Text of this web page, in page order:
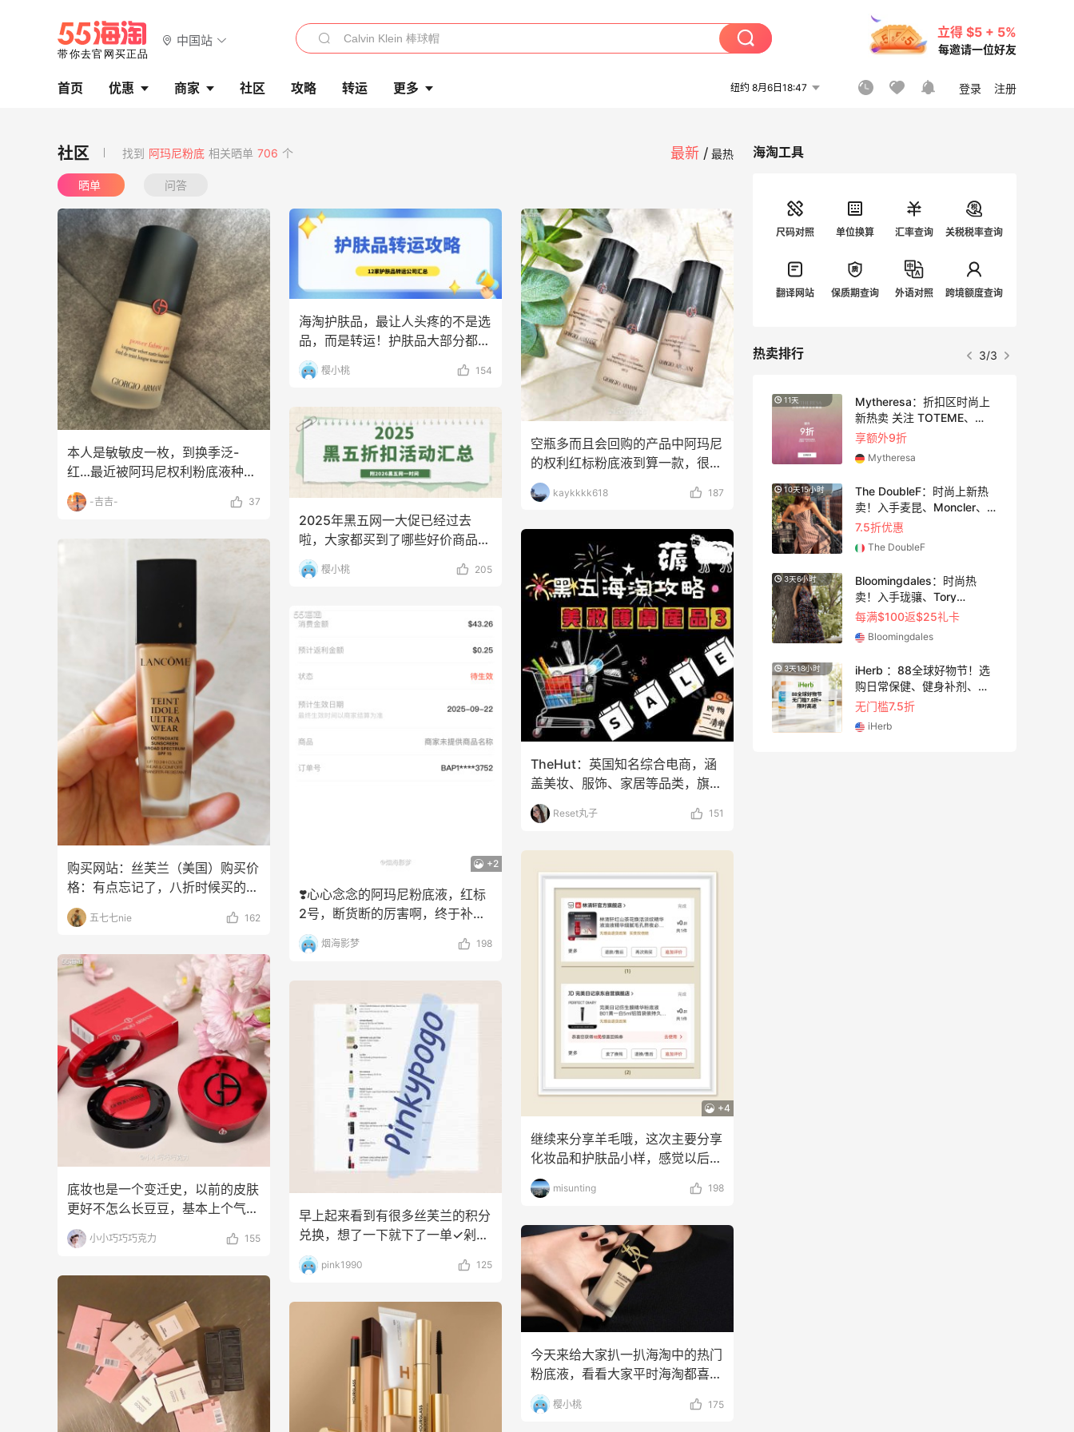
中国站
立得 $5 + 5%
每邀请一位好友
首页 优惠 商家 社区 攻略 转运 更多 纽约 8月6日18:47 登录 注册
找到 阿玛尼粉底 相关晒单 706 个 最新 最热
晒单 问答
本人是敏敏皮一枚，到换季泛-
红…最近被阿玛尼权利粉底液种草
了，但不敢盲入啊！有用
-吉吉- 37
购买网站：丝芙兰（美国）购买价
格：有点忘记了，八折时候买的红
黑榜：红榜心得：Na
五七七nie 162
底妆也是一个变迁史，以前的皮肤
更好不怎么长豆豆，基本上个气垫
就够了，遮瑕也不用，
小小巧巧巧克力 155
海淘护肤品，最让人头疼的不是选
品，而是转运！护肤品大部分都是
液体、膏状、玻璃瓶装
樱小桃 154
2025年黑五网一大促已经过去
啦，大家都买到了哪些好价商品？
今天来给大家整理一下
樱小桃 205
+2
❣️心心念念的阿玛尼粉底液，红标
2号，断货断的厉害啊，终于补货
了，抢上了，噢耶✌
烟海影梦 198
早上起来看到有很多丝芙兰的积分
兑换，想了一下就下了一单✓剁手
网站:Sephora
pink1990 125
空瓶多而且会回购的产品中阿玛尼
的权利红标粉底液到算一款，很喜
欢而且也会比较适合混
kaykkkk618 187
TheHut：英国知名综合电商，涵
盖美妆、服饰、家居等品类，旗下
有多个垂直子站，
Reset丸子 151
+4
继续来分享羊毛哦，这次主要分享
化妆品和护肤品小样，感觉以后都
不用等李佳琦小样节了
misunting 198
今天来给大家扒一扒海淘中的热门
粉底液，看看大家平时海淘都喜欢
买哪些底妆产品。从粉
樱小桃 175
海淘工具
尺码对照 单位换算 汇率查询 关税税率查询
翻译网站 保质期查询 外语对照 跨境额度查询
热卖排行 3/3
Mytheresa：折扣区时尚上
新热卖 关注 TOTEME、
ZIMMERMAN 等
Mytheresa
The DoubleF：时尚上新热
卖！入手麦昆、Moncler、
iHerb ：88全球好物节！选
购日常保健、健身补剂、护
肤洗护等
无门槛7.5折
iHerb
3天18小时
促销！入球衣、金属银跆拳
adidas HK
【55专享】Bobbi Brown 美
$50
满赠正装橘子眼霜+精华唇蜜等好礼
Bobbi Brown
精选低至2折
Sandro us：限时闪促！法
式美衣精选
低至2折 千鸟格连衣裙$95
Sandro us
3天18小时
【55专享】Base Blu：时尚
享9折优惠
Base Blu
3天6小时
Bloomingdales：美妆大
促！入手 Dior、Prada、TF
等
满$200享8.5折优惠+部分送好礼
Bloomingdales
4天18小时
LN-CC：限时大促！入手
Ganni、Acne、西太后等
低至4折+额外8折
LN-CC
11天
Mytheresa：折扣区时尚上
新热卖 关注 TOTEME、
ZIMMERMAN 等
享额外9折
Mytheresa
10天15小时
The DoubleF：时尚上新热
卖！入手麦昆、Moncler、
西太后等
7.5折优惠
The DoubleF
3天6小时
Bloomingdales：时尚热
卖！入手珑骧、Tory
Burch、拉夫劳伦等
每满$100返$25礼卡
Bloomingdales
3天18小时
iHerb ：88全球好物节！选
购日常保健、健身补剂、护
肤洗护等
无门槛7.5折
iHerb